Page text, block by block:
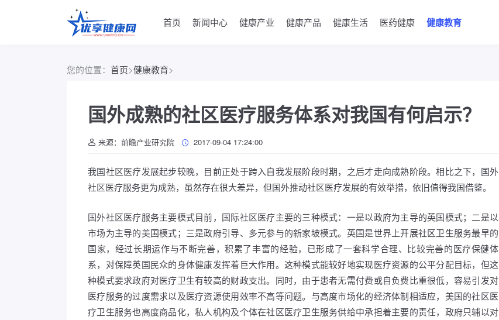
首页 新闻中心 健康产业 健康产品 健康生活 医药健康 健康教育
您的位置： 首页>健康教育>
国外成熟的社区医疗服务体系对我国有何启示？
来源：前瞻产业研究院 2017-09-04 17:24:00
我国社区医疗发展起步较晚，目前正处于跨入自我发展阶段时期，之后才走向成熟阶段。相比之下，国外
社区医疗服务更为成熟，虽然存在很大差异，但国外推动社区医疗发展的有效举措，依旧值得我国借鉴。
国外社区医疗服务主要模式目前，国际社区医疗主要的三种模式：一是以政府为主导的英国模式；二是以
市场为主导的美国模式；三是政府引导、多元参与的新家坡模式。英国是世界上开展社区卫生服务最早的
国家，经过长期运作与不断完善，积累了丰富的经验，已形成了一套科学合理、比较完善的医疗保健体
系，对保障英国民众的身体健康发挥着巨大作用。这种模式能较好地实现医疗资源的公平分配目标，但这
种模式要求政府对医疗卫生有较高的财政支出。同时，由于患者无需付费或自负费比重很低，容易引发对
医疗服务的过度需求以及医疗资源使用效率不高等问题。与高度市场化的经济体制相适应，美国的社区医
疗卫生服务也高度商品化，私人机构及个体在社区医疗卫生服务供给中承担着主要的责任，政府只辅以对